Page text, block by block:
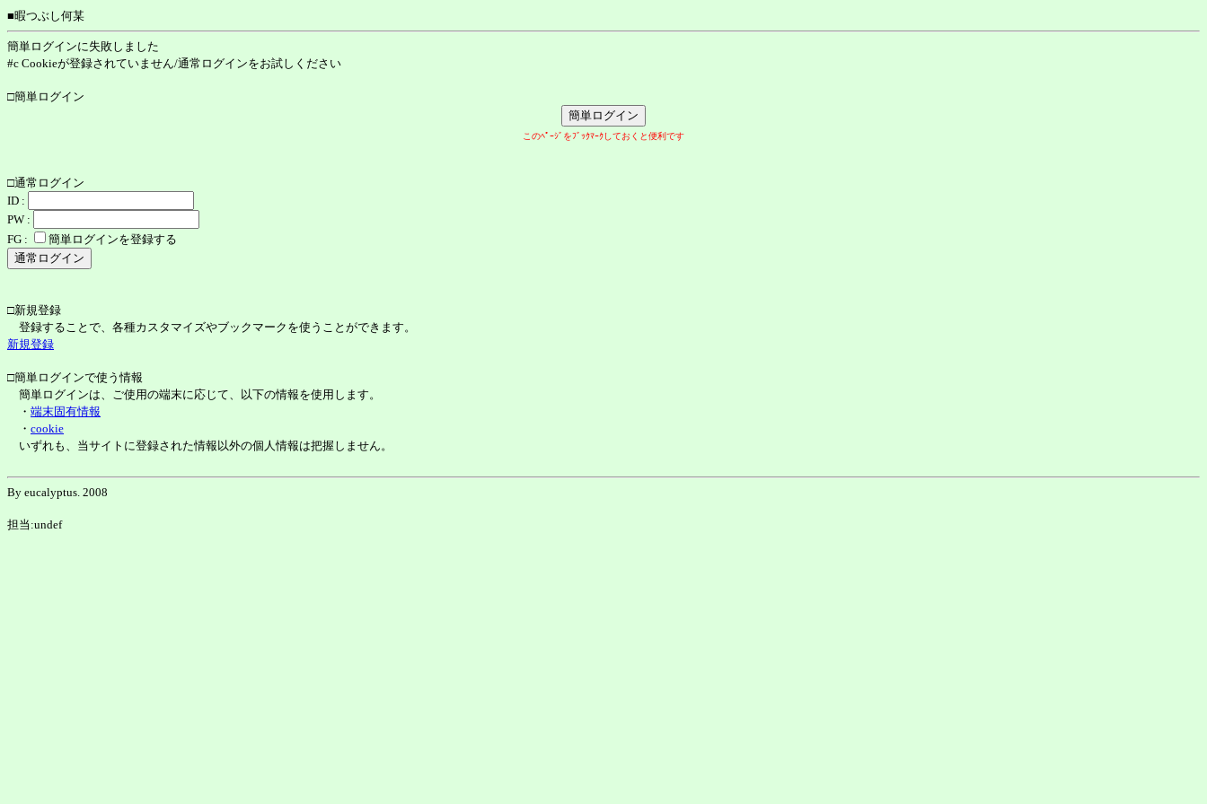
■暇つぶし何某
簡単ログインに失敗しました
#c Cookieが登録されていません/通常ログインをお試しください
□簡単ログイン
このﾍﾟｰｼﾞをﾌﾞｯｸﾏｰｸしておくと便利です
□通常ログイン
ID :
PW :
FG :
簡単ログインを登録する
□新規登録
登録することで、各種カスタマイズやブックマークを使うことができます。
新規登録
□簡単ログインで使う情報
簡単ログインは、ご使用の端末に応じて、以下の情報を使用します。
・ 端末固有情報
・ cookie
いずれも、当サイトに登録された情報以外の個人情報は把握しません。
By eucalyptus. 2008
担当:undef